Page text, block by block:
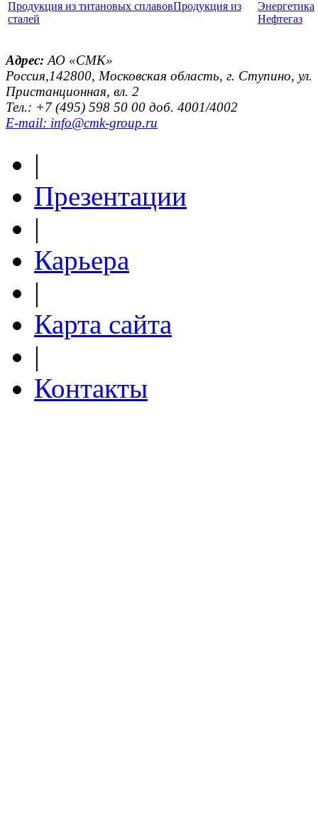
Продукция из титановых сплавовПродукция из
сталей
Энергетика
Нефтегаз
Адрес: АО «СМК»
Россия,142800, Московская область, г. Ступино, ул.
Пристанционная, вл. 2
Тел.: +7 (495) 598 50 00 доб. 4001/4002
E-mail: info@cmk-group.ru
|
Презентации
|
Карьера
|
Карта сайта
|
Контакты